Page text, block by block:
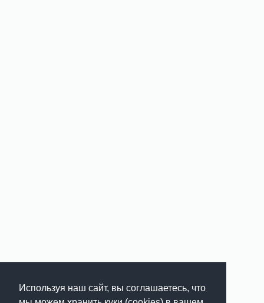
Используя наш сайт, вы соглашаетесь, что